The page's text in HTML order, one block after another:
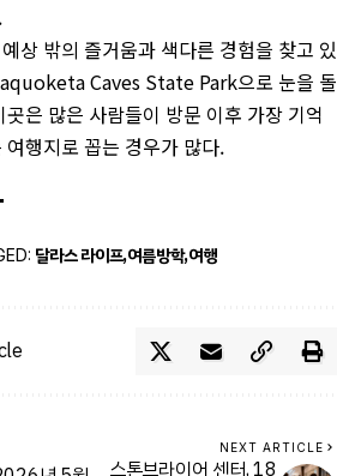
상 밖의 즐거움과 색다른 경험을 찾고 있
Caves State Park으로 눈을 돌
곳은 많은 사람들이 방문 이후 가장 기억
여행지로 꼽는 경우가 많다.
달라스 라이프 여름방학 여행
NEXT ARTICLE
스톤브라이어 센터, 18